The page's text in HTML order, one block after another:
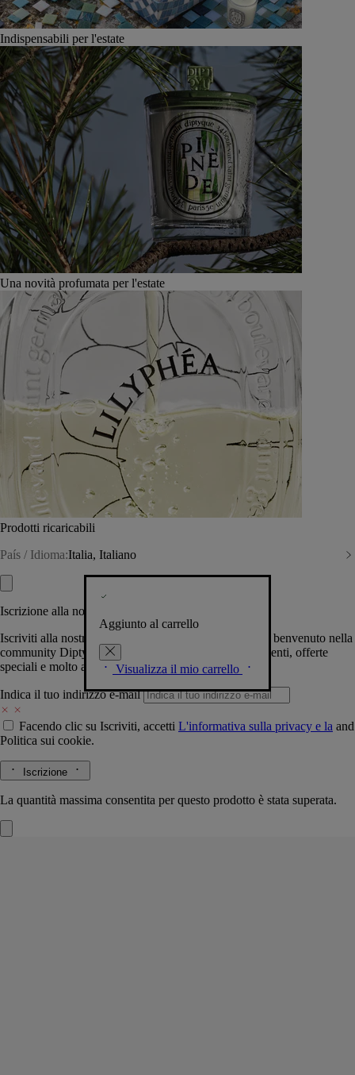
Indispensabili per l'estate
Una novità profumata per l'estate
Prodotti ricaricabili
País / Idioma:Italia, Italiano
Aggiunto al carrello
Visualizza il mio carrello
Iscrizione alla nostra Newsletter
Iscriviti alla nostra newsletter per permetterci di darti il benvenuto nella
community Diptyque e tenerti al corrente su novità, eventi, offerte
speciali e molto altro.
Indica il tuo indirizzo e-mail
Facendo clic su Iscriviti, accetti L'informativa sulla privacy e la and
Politica sui cookie.
Iscrizione
La quantità massima consentita per questo prodotto è stata superata.